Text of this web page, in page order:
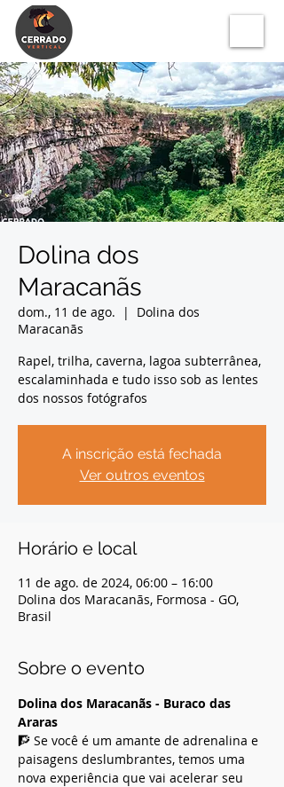
Dolina dos
Maracanãs
dom., 11 de ago.
  |
Dolina dos
Maracanãs
Rapel, trilha, caverna, lagoa subterrânea,
escalaminhada e tudo isso sob as lentes
dos nossos fotógrafos
A inscrição está fechada
Ver outros eventos
Horário e local
11 de ago. de 2024, 06:00 – 16:00
Dolina dos Maracanãs, Formosa - GO,
Brasil
Sobre o evento
Dolina dos Maracanãs - Buraco das
Araras
🧗 Se você é um amante de adrenalina e
paisagens deslumbrantes, temos uma
nova experiência que vai acelerar seu